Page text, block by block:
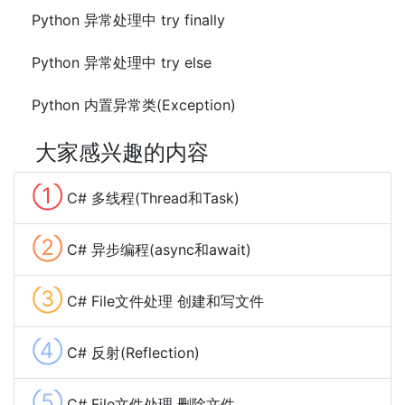
Python 异常处理中 try finally
Python 异常处理中 try else
Python 内置异常类(Exception)
大家感兴趣的内容
① C# 多线程(Thread和Task)
② C# 异步编程(async和await)
③ C# File文件处理 创建和写文件
④ C# 反射(Reflection)